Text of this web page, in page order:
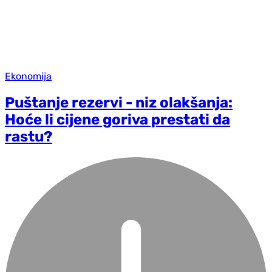
Ekonomija
Puštanje rezervi - niz olakšanja:
Hoće li cijene goriva prestati da
rastu?